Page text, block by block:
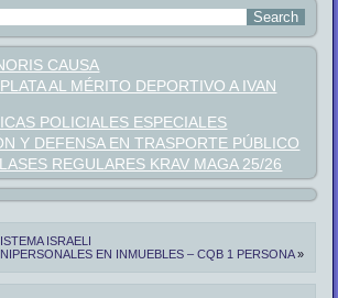
CAUSA
AL MÉRITO DEPORTIVO A IVAN
POLICIALES ESPECIALES
Y DEFENSA EN TRASPORTE PÚBLICO
REGULARES KRAV MAGA 25/26
ISRAELI
EN INMUEBLES – CQB 1 PERSONA»